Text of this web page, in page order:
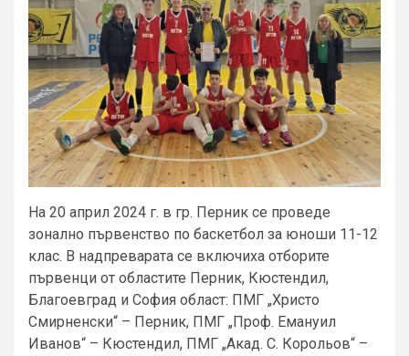
На 20 април 2024 г. в гр. Перник се проведе
зонално първенство по баскетбол за юноши 11-12
клас. В надпреварата се включиха отборите
първенци от областите Перник, Кюстендил,
Благоевград и София област: ПМГ „Христо
Смирненски“ – Перник, ПМГ „Проф. Емануил
Иванов“ – Кюстендил, ПМГ „Акад. С. Корольов“ –